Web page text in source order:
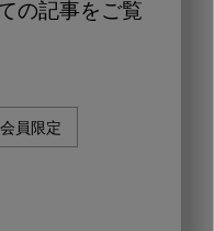
の記事をご覧
員限定